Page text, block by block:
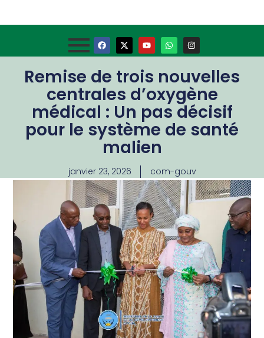
Remise de trois nouvelles
centrales d’oxygène
médical : Un pas décisif
pour le système de santé
malien
janvier 23, 2026 com-gouv